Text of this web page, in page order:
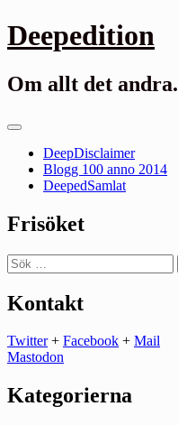
Gå
till
Deepedition
Om allt det andra.
Primär
DeepDisclaimer
Blogg 100 anno 2014
DeepedSamlat
Frisöket
Sök
efter:
Kontakt
Twitter+ Facebook + Mail
Mastodon
Kategorierna